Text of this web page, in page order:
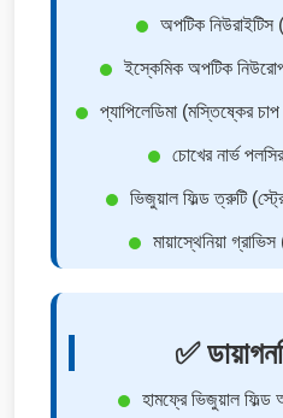
অপটিক নিউরাইটিস
ইস্কেমিক অপটিক
প্যাপিলেডিমা (মস্তিষ্কের
চোখের নার্ভ
ভিজুয়াল ফিল্ড ত্রুটি
মায়াস্থেনিয়া
✅
হামফ্রে ভিজুয়াল